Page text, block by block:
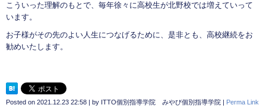
こういった理解のもとで、毎年徐々に高校生が北野校では増えていって
います。
お子様がその先のよい人生につなげるために、是非とも、高校継続をお
勧めいたします。
Posted on 2021.12.23 22:58 | by ITTO個別指導学院 みやび個別指導学院 | Perma Link